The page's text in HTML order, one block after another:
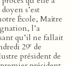
s’est
École, Maître
l’a
qu’il ne fallait
29e de
président de